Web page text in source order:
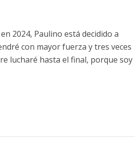
2024, Paulino está decidido a
con mayor fuerza y ​​tres veces
lucharé hasta el final, porque soy